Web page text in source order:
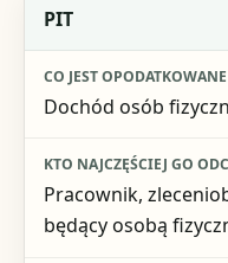
Rodzaj podatku
Co jest opodatkowane
Kto najczęściej go
Charakter podatku
PIT
Dochód osób
Pracownik,
będący osobą